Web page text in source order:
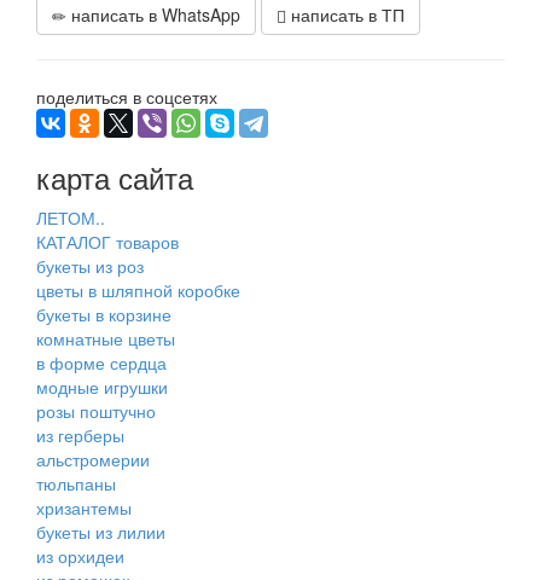
написать в WhatsApp
написать в ТП
поделиться в соцсетях
карта сайта
ЛЕТОМ..
КАТАЛОГ товаров
букеты из роз
цветы в шляпной коробке
букеты в корзине
комнатные цветы
в форме сердца
модные игрушки
розы поштучно
из герберы
альстромерии
тюльпаны
хризантемы
букеты из лилии
из орхидеи